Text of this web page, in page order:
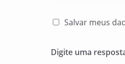
Salvar meus
Digite uma